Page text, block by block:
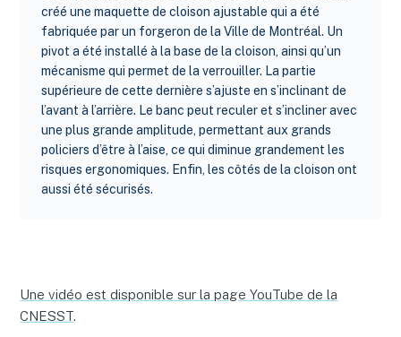
créé une maquette de cloison ajustable qui a été
fabriquée par un forgeron de la Ville de Montréal. Un
pivot a été installé à la base de la cloison, ainsi qu’un
mécanisme qui permet de la verrouiller. La partie
supérieure de cette dernière s’ajuste en s’inclinant de
l’avant à l’arrière. Le banc peut reculer et s’incliner avec
une plus grande amplitude, permettant aux grands
policiers d’être à l’aise, ce qui diminue grandement les
risques ergonomiques. Enfin, les côtés de la cloison ont
aussi été sécurisés.
Une vidéo est disponible sur la page YouTube de la
CNESST.